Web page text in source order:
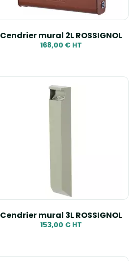
Cendrier mural 2L ROSSIGNOL
168,00 € HT
Cendrier mural 3L ROSSIGNOL
153,00 € HT